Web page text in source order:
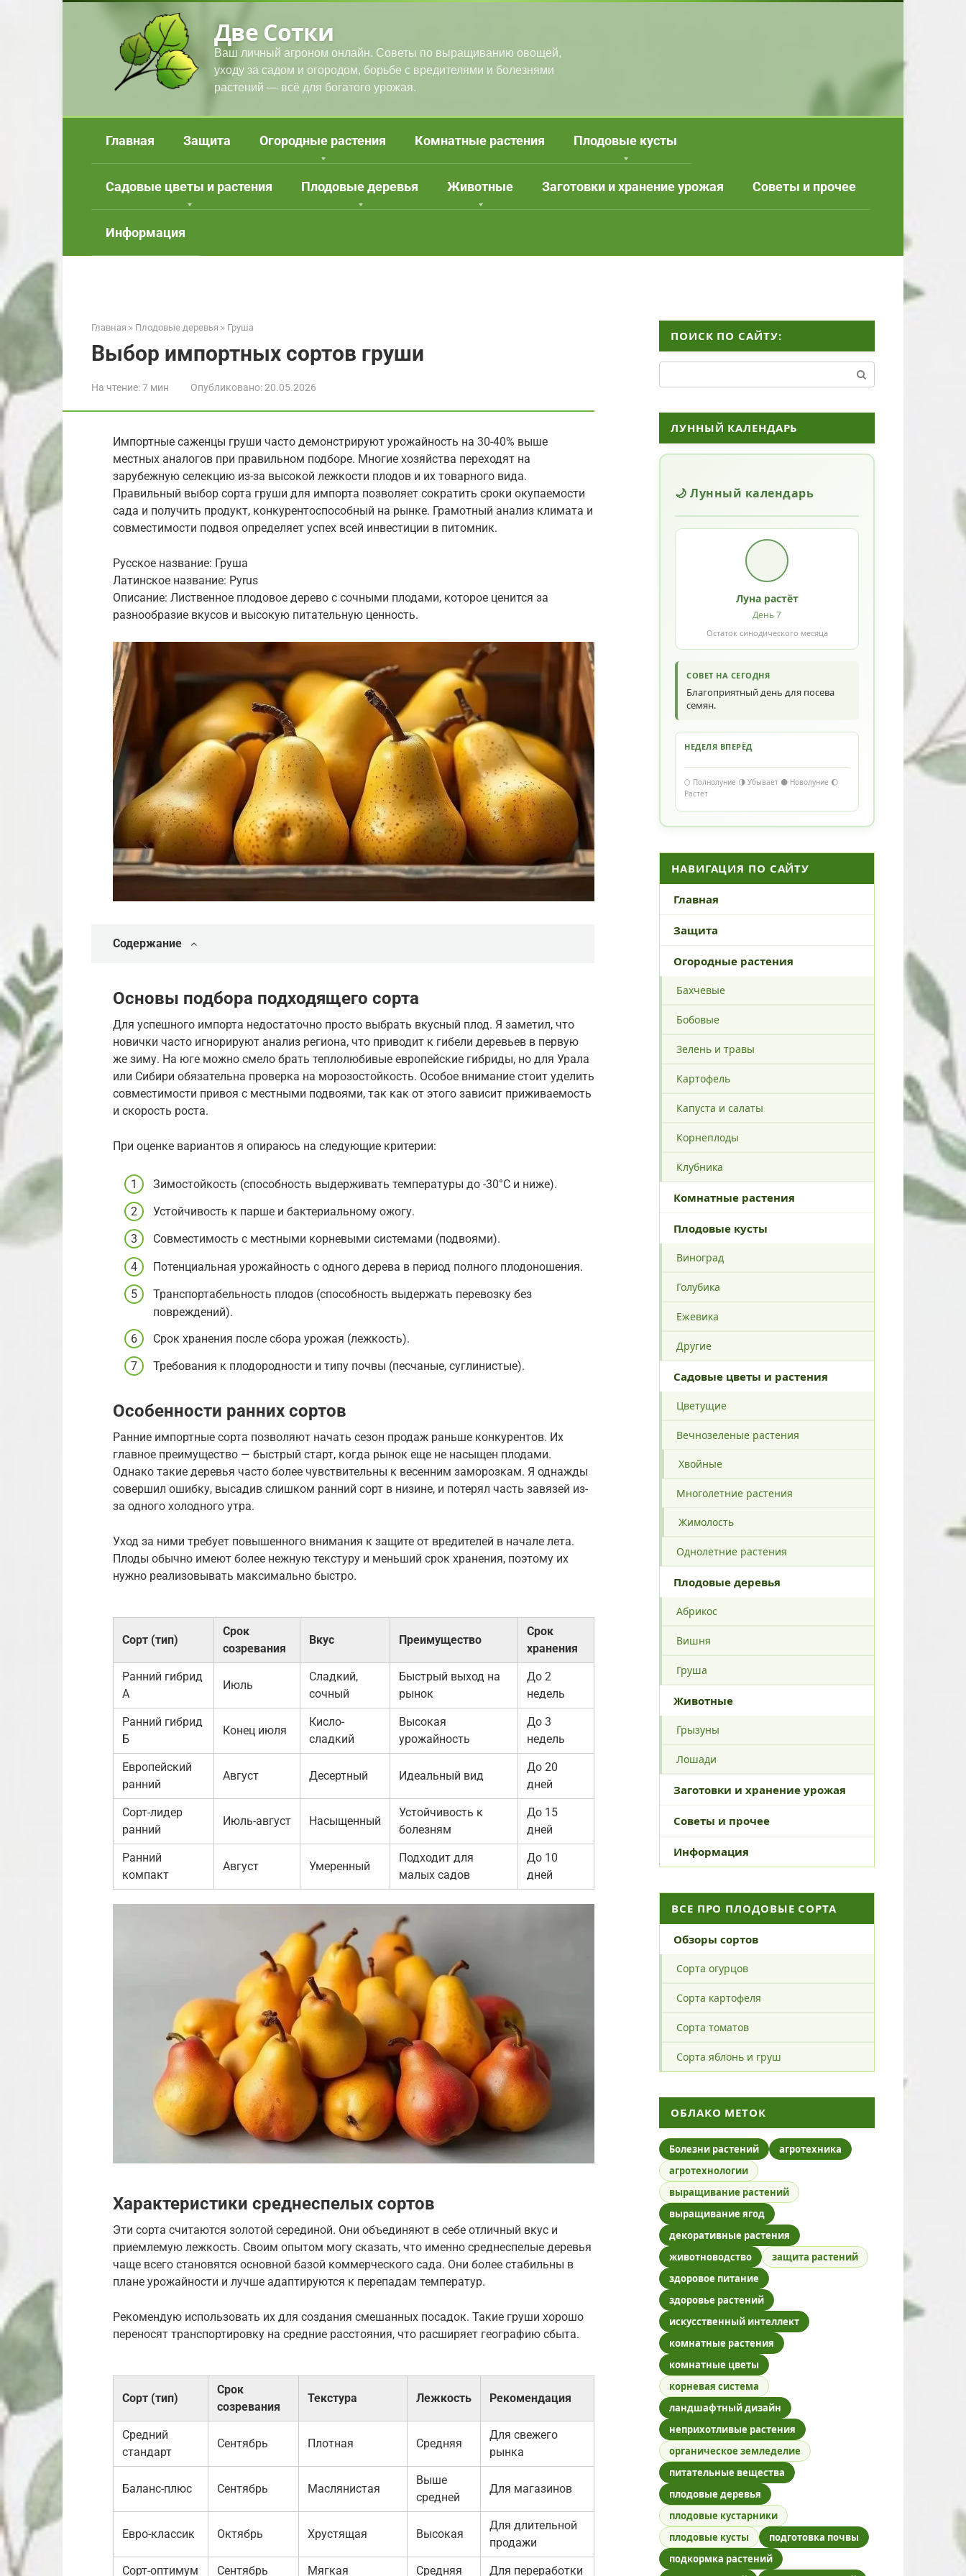
Две Сотки
Ваш личный агроном онлайн. Советы по выращиванию овощей,
уходу за садом и огородом, борьбе с вредителями и болезнями
растений — всё для богатого урожая.
Главная Защита Огородные растения Комнатные растения Плодовые кусты
Садовые цветы и растения Плодовые деревья Животные Заготовки и хранение урожая Советы и прочее
Информация
Главная » Плодовые деревья » Груша
Выбор импортных сортов груши
На чтение:7 мин Опубликовано:20.05.2026
Импортные саженцы груши часто демонстрируют урожайность на 30-40% выше
местных аналогов при правильном подборе. Многие хозяйства переходят на
зарубежную селекцию из-за высокой лежкости плодов и их товарного вида.
Правильный выбор сорта груши для импорта позволяет сократить сроки окупаемости
сада и получить продукт, конкурентоспособный на рынке. Грамотный анализ климата и
совместимости подвоя определяет успех всей инвестиции в питомник.
Русское название: Груша
Латинское название: Pyrus
Описание: Лиственное плодовое дерево с сочными плодами, которое ценится за
разнообразие вкусов и высокую питательную ценность.
Содержание
Основы подбора подходящего сорта
Для успешного импорта недостаточно просто выбрать вкусный плод. Я заметил, что
новички часто игнорируют анализ региона, что приводит к гибели деревьев в первую
же зиму. На юге можно смело брать теплолюбивые европейские гибриды, но для Урала
или Сибири обязательна проверка на морозостойкость. Особое внимание стоит уделить
совместимости привоя с местными подвоями, так как от этого зависит приживаемость
и скорость роста.
При оценке вариантов я опираюсь на следующие критерии:
Зимостойкость (способность выдерживать температуры до -30°C и ниже).
Устойчивость к парше и бактериальному ожогу.
Совместимость с местными корневыми системами (подвоями).
Потенциальная урожайность с одного дерева в период полного плодоношения.
Транспортабельность плодов (способность выдержать перевозку без
повреждений).
Срок хранения после сбора урожая (лежкость).
Требования к плодородности и типу почвы (песчаные, суглинистые).
Особенности ранних сортов
Ранние импортные сорта позволяют начать сезон продаж раньше конкурентов. Их
главное преимущество — быстрый старт, когда рынок еще не насыщен плодами.
Однако такие деревья часто более чувствительны к весенним заморозкам. Я однажды
совершил ошибку, высадив слишком ранний сорт в низине, и потерял часть завязей из-
за одного холодного утра.
Уход за ними требует повышенного внимания к защите от вредителей в начале лета.
Плоды обычно имеют более нежную текстуру и меньший срок хранения, поэтому их
нужно реализовывать максимально быстро.
Сорт (тип)
Срок
созревания
Вкус Преимущество
Срок
хранения
Ранний гибрид
А
Июль
Сладкий,
сочный
Быстрый выход на
рынок
До 2
недель
Ранний гибрид
Б
Конец июля
Кисло-
сладкий
Высокая
урожайность
До 3
недель
Европейский
ранний
Август Десертный Идеальный вид
До 20
дней
Сорт-лидер
ранний
Июль-август Насыщенный
Устойчивость к
болезням
До 15
дней
Ранний
компакт
Август Умеренный
Подходит для
малых садов
До 10
дней
Характеристики среднеспелых сортов
Эти сорта считаются золотой серединой. Они объединяют в себе отличный вкус и
приемлемую лежкость. Своим опытом могу сказать, что именно среднеспелые деревья
чаще всего становятся основной базой коммерческого сада. Они более стабильны в
плане урожайности и лучше адаптируются к перепадам температур.
Рекомендую использовать их для создания смешанных посадок. Такие груши хорошо
переносят транспортировку на средние расстояния, что расширяет географию сбыта.
Сорт (тип)
Срок
созревания
Текстура Лежкость Рекомендация
Средний
стандарт
Сентябрь Плотная Средняя
Для свежего
рынка
Баланс-плюс Сентябрь Маслянистая
Выше
средней
Для магазинов
Евро-классик Октябрь Хрустящая Высокая
Для длительной
продажи
Сорт-оптимум Сентябрь Мягкая Средняя Для переработки
ПОИСК ПО САЙТУ:
ЛУННЫЙ КАЛЕНДАРЬ
🌙 Лунный календарь
Луна растёт
День 7
Остаток синодического месяца
СОВЕТ НА СЕГОДНЯ
Благоприятный день для посева
семян.
НЕДЕЛЯ ВПЕРЁД
🌕 Полнолуние 🌗 Убывает 🌑 Новолуние 🌔
Растёт
НАВИГАЦИЯ ПО САЙТУ
Главная
Защита
Огородные растения
Бахчевые
Бобовые
Зелень и травы
Картофель
Капуста и салаты
Корнеплоды
Клубника
Комнатные растения
Плодовые кусты
Виноград
Голубика
Ежевика
Другие
Садовые цветы и растения
Цветущие
Вечнозеленые растения
Хвойные
Многолетние растения
Жимолость
Однолетние растения
Плодовые деревья
Абрикос
Вишня
Груша
Животные
Грызуны
Лошади
Заготовки и хранение урожая
Советы и прочее
Информация
ВСЕ ПРО ПЛОДОВЫЕ СОРТА
Обзоры сортов
Сорта огурцов
Сорта картофеля
Сорта томатов
Сорта яблонь и груш
ОБЛАКО МЕТОК
Болезни растений
агротехника
агротехнологии
выращивание растений
выращивание ягод
декоративные растения
животноводство
защита растений
здоровое питание
здоровье растений
искусственный интеллект
комнатные растения
комнатные цветы
корневая система
ландшафтный дизайн
неприхотливые растения
органическое земледелие
питательные вещества
плодовые деревья
плодовые кустарники
плодовые кусты
подготовка почвы
подкормка растений